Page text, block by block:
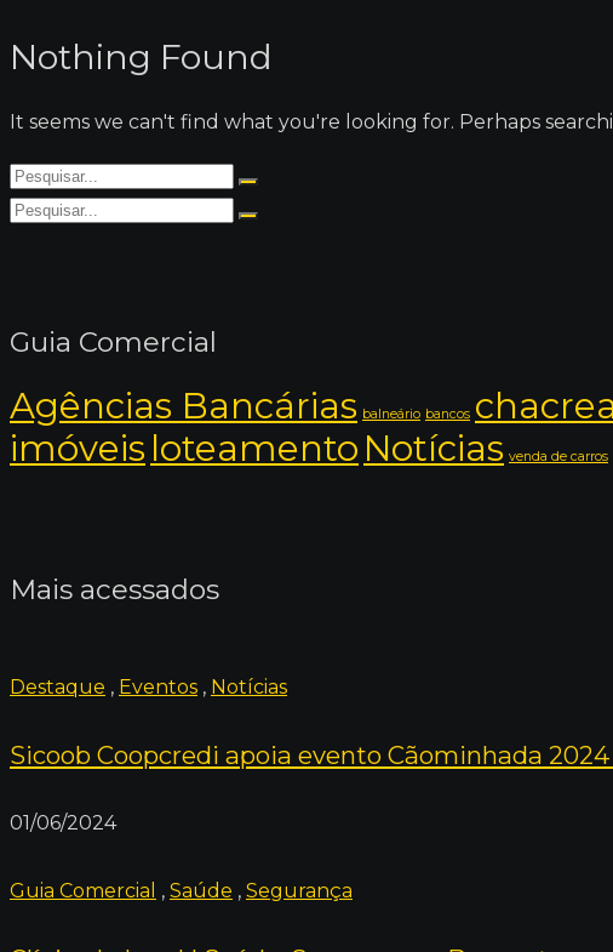
Nothing Found
It seems we can't find what you're looking for. Perhaps
Guia Comercial
Agências Bancárias balneário bancos
imóveis loteamento Notícias venda de carros
Mais acessados
Destaque , Eventos , Notícias
Sicoob Coopcredi apoia evento Cãominhada
01/06/2024
Guia Comercial , Saúde , Segurança